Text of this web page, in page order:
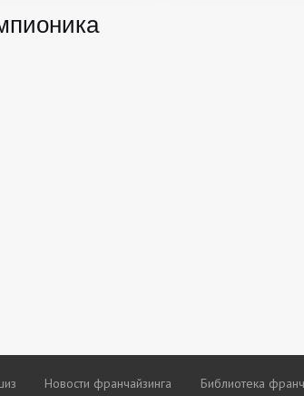
Новости франчайзинга Библиотека